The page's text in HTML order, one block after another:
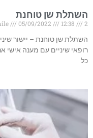
השתלת שן טוחנת
05/09/2022 12:38
2 תגובות
השתלת שן טוחנת – יישור
רופאי שיניים עם מענה אישי
כל